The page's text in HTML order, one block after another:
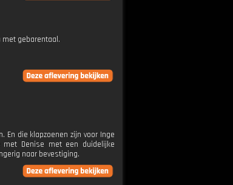
met gebarentaal.
die klapzoenen zijn voor Inge
Denise met een duidelijke
naar bevestiging.